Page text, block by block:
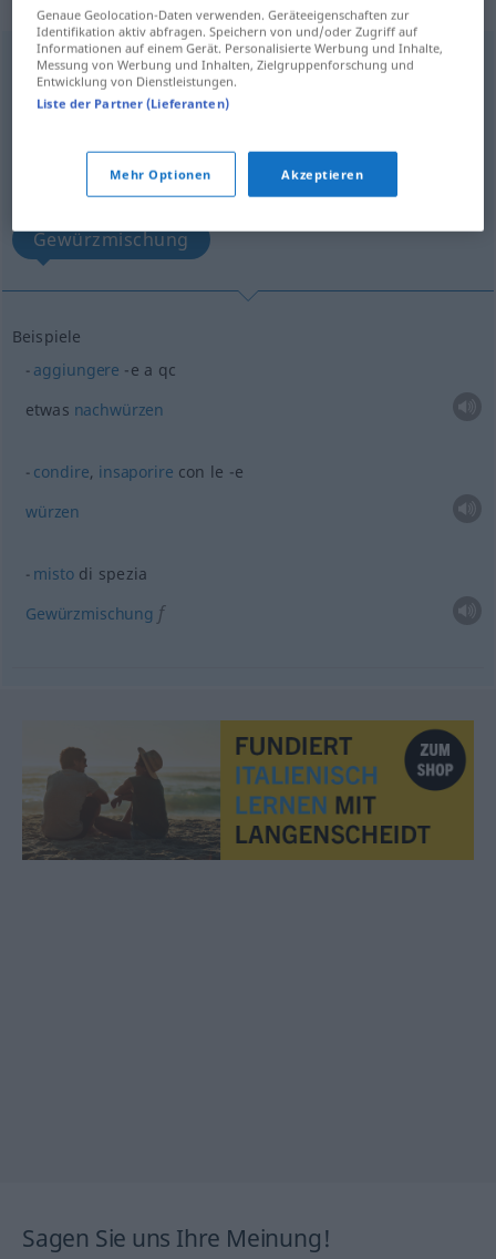
speziaWendungen
Übersicht aller Übersetzungen
nachwürzen würzen
Gewürzmischung
Beispiele
aggiungere -e a qc
etwas nachwürzen
condire, insaporire con le -e
würzen
mistodi spezia
Gewürzmischung f
Sagen Sie uns Ihre Meinung!
Genaue Geolocation-Daten verwenden. Geräteeigenschaften zur
Identifikation aktiv abfragen. Speichern von und/oder Zugriff auf
Informationen auf einem Gerät. Personalisierte Werbung und Inhalte,
Messung von Werbung und Inhalten, Zielgruppenforschung und
Entwicklung von Dienstleistungen.
Liste der Partner (Lieferanten)
Mehr Optionen Akzeptieren